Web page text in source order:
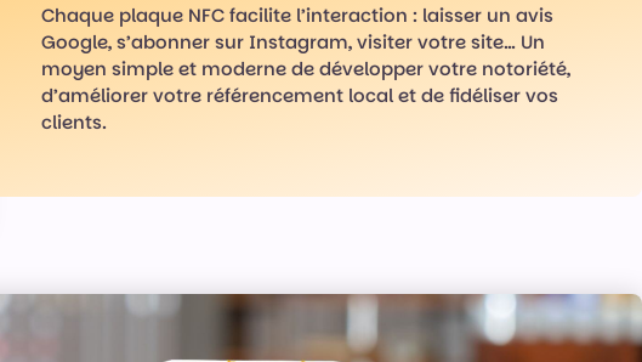
Chaque plaque NFC facilite l’interaction : laisser un avis
Google, s’abonner sur Instagram, visiter votre site… Un
moyen simple et moderne de développer votre notoriété,
d’améliorer votre référencement local et de fidéliser vos
clients.